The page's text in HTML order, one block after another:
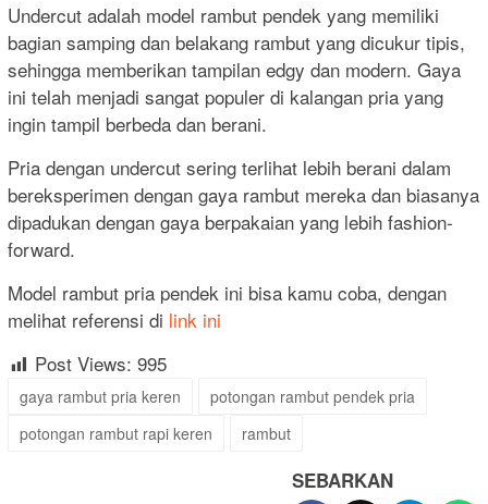
Undercut adalah model rambut pendek yang memiliki
bagian samping dan belakang rambut yang dicukur tipis,
sehingga memberikan tampilan edgy dan modern. Gaya
ini telah menjadi sangat populer di kalangan pria yang
ingin tampil berbeda dan berani.
Pria dengan undercut sering terlihat lebih berani dalam
bereksperimen dengan gaya rambut mereka dan biasanya
dipadukan dengan gaya berpakaian yang lebih fashion-
forward.
Model rambut pria pendek ini bisa kamu coba, dengan
melihat referensi di link ini
Post Views: 995
gaya rambut pria keren
potongan rambut pendek pria
potongan rambut rapi keren
rambut
SEBARKAN